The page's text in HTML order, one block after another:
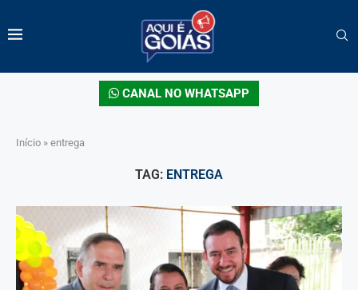
CANAL NO WHATSAPP
Início » entrega
TAG: ENTREGA